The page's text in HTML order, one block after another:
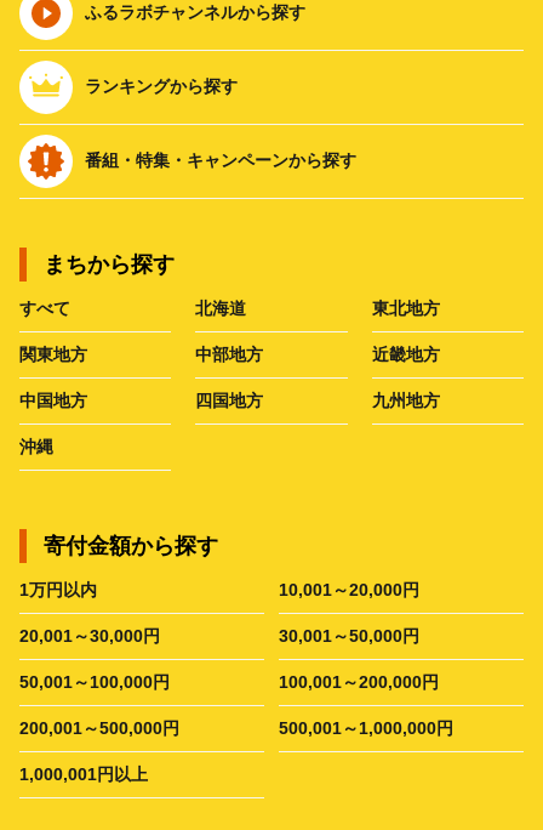
ふるラボチャンネルから探す
ランキングから探す
番組・特集・キャンペーンから探す
まちから探す
すべて 北海道 東北地方
関東地方 中部地方 近畿地方
中国地方 四国地方 九州地方
沖縄
寄付金額から探す
1万円以内 10,001～20,000円
20,001～30,000円 30,001～50,000円
50,001～100,000円 100,001～200,000円
200,001～500,000円 500,001～1,000,000円
1,000,001円以上